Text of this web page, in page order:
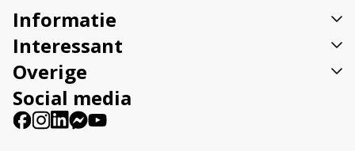
:
Informatie
Interessant
Overige
Social media